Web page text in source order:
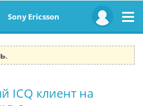
Sony Ericsson
.
ICQ клиент на